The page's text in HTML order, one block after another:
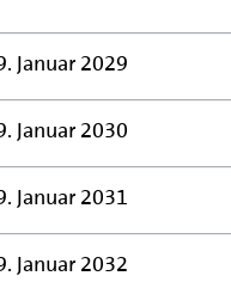
Januar 2029
Januar 2030
Januar 2031
Januar 2032